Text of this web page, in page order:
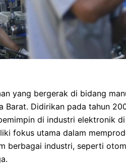
yang bergerak di bidang
Barat. Didirikan pada tahun
di industri elektronik di
fokus utama dalam
berbagai industri, seperti